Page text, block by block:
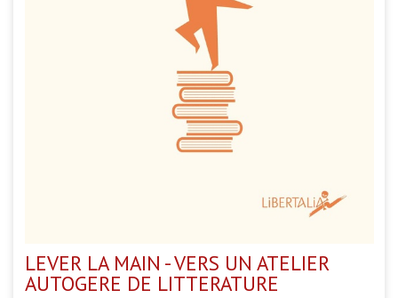
LEVER LA MAIN - VERS UN ATELIER
AUTOGERE DE LITTERATURE